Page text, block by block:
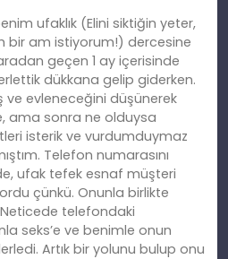
ufaklık (Elini siktiğin yeter,
bir am istiyorum!) dercesine
geçen 1 ay içerisinde
dükkana gelip giderken.
ve evleneceğini düşünerek
ama sonra ne olduysa
isterik ve vurdumduymaz
Telefon numarasını
ufak tefek esnaf müşteri
çünkü. Onunla birlikte
telefondaki
seks’e ve benimle onun
Artık bir yolunu bulup onu